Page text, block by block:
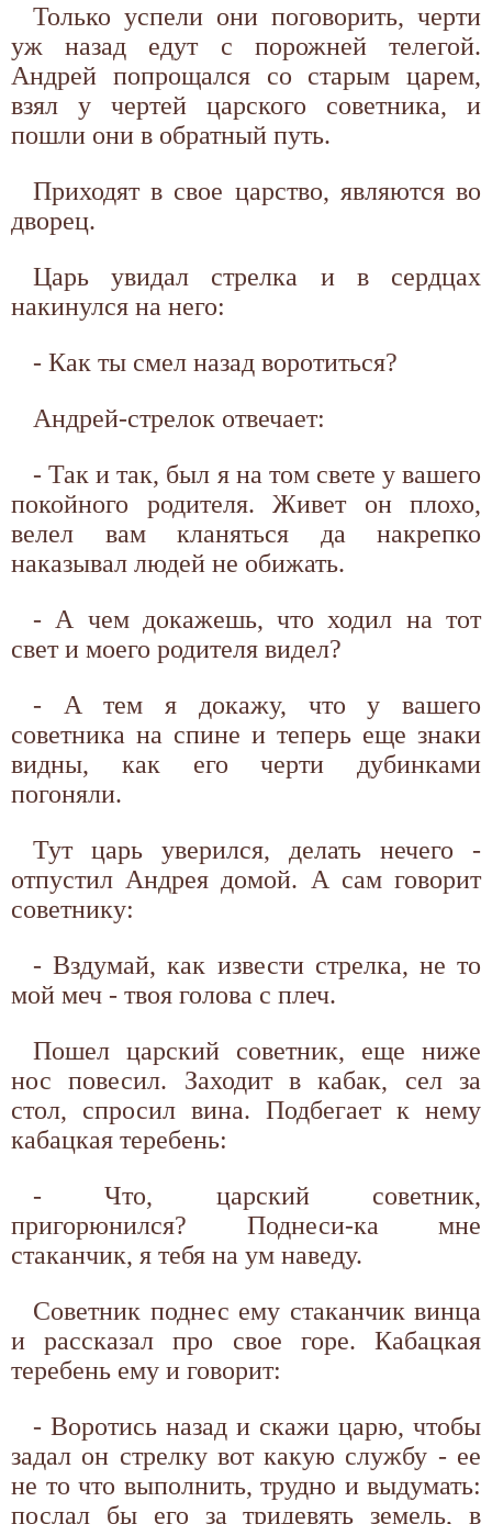
Только успели они поговорить, черти
уж назад едут с порожней телегой.
Андрей попрощался со старым царем,
взял у чертей царского советника, и
пошли они в обратный путь.
Приходят в свое царство, являются во
дворец.
Царь увидал стрелка и в сердцах
накинулся на него:
- Как ты смел назад воротиться?
Андрей-стрелок отвечает:
- Так и так, был я на том свете у вашего
покойного родителя. Живет он плохо,
велел вам кланяться да накрепко
наказывал людей не обижать.
- А чем докажешь, что ходил на тот
свет и моего родителя видел?
- А тем я докажу, что у вашего
советника на спине и теперь еще знаки
видны, как его черти дубинками
погоняли.
Тут царь уверился, делать нечего -
отпустил Андрея домой. А сам говорит
советнику:
- Вздумай, как извести стрелка, не то
мой меч - твоя голова с плеч.
Пошел царский советник, еще ниже
нос повесил. Заходит в кабак, сел за
стол, спросил вина. Подбегает к нему
кабацкая теребень:
- Что, царский советник,
пригорюнился? Поднеси-ка мне
стаканчик, я тебя на ум наведу.
Советник поднес ему стаканчик винца
и рассказал про свое горе. Кабацкая
теребень ему и говорит:
- Воротись назад и скажи царю, чтобы
задал он стрелку вот какую службу - ее
не то что выполнить, трудно и выдумать:
послал бы его за тридевять земель, в